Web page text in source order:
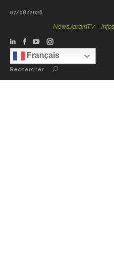
07/08/2026
NewsJardinTV – Infos,
Français
Rechercher